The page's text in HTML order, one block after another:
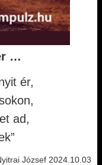
…
ér,
ad,
József 2024.10.03